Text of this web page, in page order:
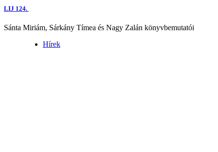
LIJ 124.
Sánta Miriám, Sárkány Tímea és Nagy Zalán könyvbemutatói
Hírek